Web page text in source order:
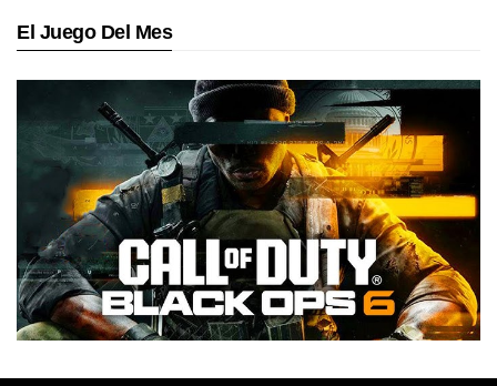
El Juego Del Mes